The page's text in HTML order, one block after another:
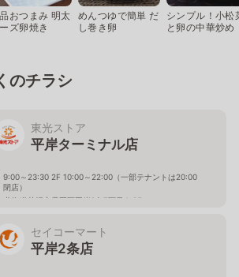
おつまみ 明太
ズ卵焼き
めんつゆで簡単 だ
し巻き卵
シンプル！小松
と卵の中華炒め
のチラシ
東光ストア
平岸ターミナル店
9:00～23:30 2F 10:00～22:00（一部テナントは20:00
閉店）
北海道札幌市豊平区平岸2条7丁目4-35
セイコーマート
平岸2条店